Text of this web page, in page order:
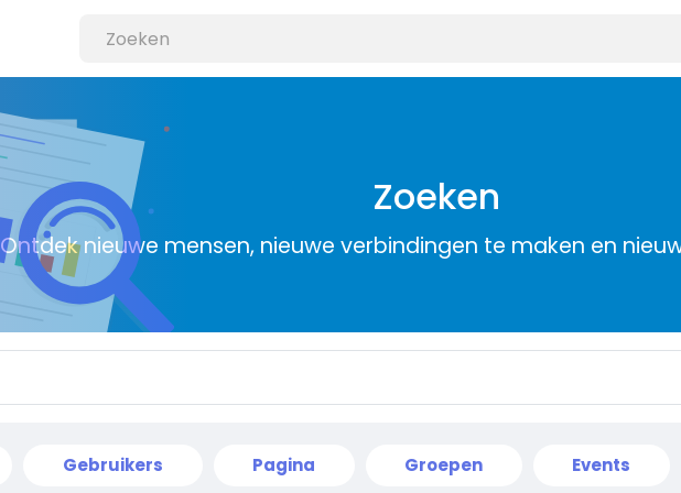
Zoeken
Ontdek nieuwe mensen, nieuwe verbindingen te maken en
Gebruikers Pagina Groepen Events